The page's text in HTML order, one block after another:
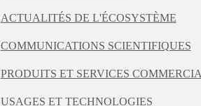
ACTUALITÉS DE L'ÉCOSYSTÈME
COMMUNICATIONS SCIENTIFIQUES
PRODUITS ET SERVICES
USAGES ET TECHNOLOGIES